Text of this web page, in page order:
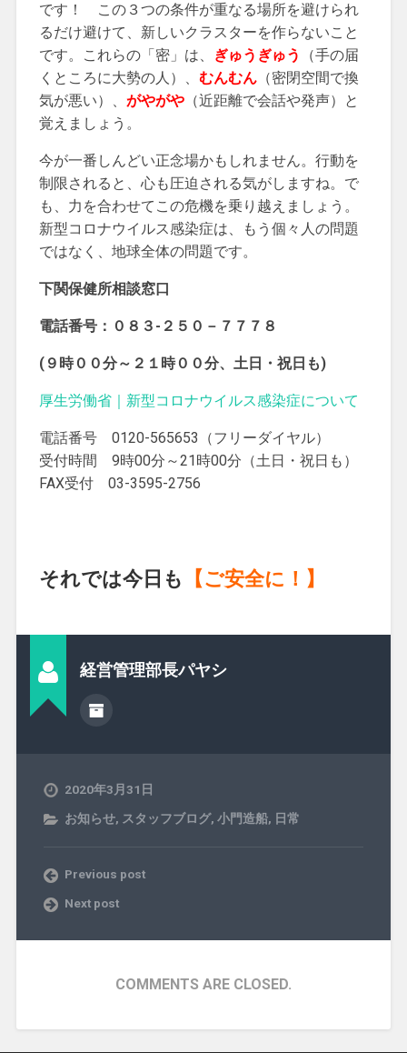
です！ この３つの条件が重なる場所を避けられ
るだけ避けて、新しいクラスターを作らないこと
です。これらの「密」は、
ぎゅうぎゅう
（手の届
くところに大勢の人）、 むんむん（密閉空間で換
気が悪い）、 がやがや（近距離で会話や発声）と
覚えましょう。
今が一番しんどい正念場かもしれません。行動を
制限されると、心も圧迫される気がしますね。で
も、力を合わせてこの危機を乗り越えましょう。
新型コロナウイルス感染症は、もう個々人の問題
ではなく、地球全体の問題です。
下関保健所相談窓口
電話番号：０８３-２５０－７７７８
(９時００分～２１時００分、土日・祝日も)
厚生労働省｜新型コロナウイルス感染症について
電話番号 0120-565653（フリーダイヤル）
受付時間 9時00分～21時00分（土日・祝日も）
FAX受付 03-3595-2756
それでは今日も 【ご安全に！】
経営管理部長パヤシ
2020年3月31日
お知らせ, スタッフブログ, 小門造船, 日常
Previous post
Next post
COMMENTS ARE CLOSED.